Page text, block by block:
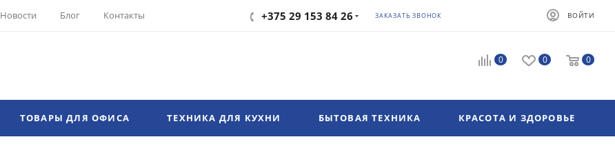
Новости Блог Контакты +375 29 153 84 26 ЗАКАЗАТЬ ЗВОНОК ВОЙТИ
0 0 0
ТОВАРЫ ДЛЯ ОФИСА ТЕХНИКА ДЛЯ КУХНИ БЫТОВАЯ ТЕХНИКА КРАСОТА И ЗДОРОВЬЕ